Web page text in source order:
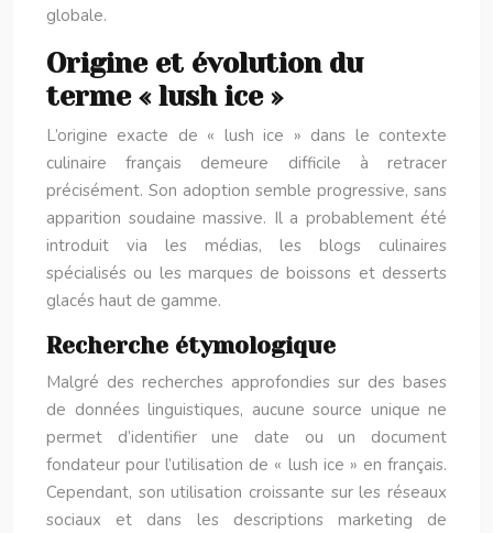
globale.
Origine et évolution du
terme « lush ice »
L’origine exacte de « lush ice » dans le contexte
culinaire français demeure difficile à retracer
précisément. Son adoption semble progressive, sans
apparition soudaine massive. Il a probablement été
introduit via les médias, les blogs culinaires
spécialisés ou les marques de boissons et desserts
glacés haut de gamme.
Recherche étymologique
Malgré des recherches approfondies sur des bases
de données linguistiques, aucune source unique ne
permet d’identifier une date ou un document
fondateur pour l’utilisation de « lush ice » en français.
Cependant, son utilisation croissante sur les réseaux
sociaux et dans les descriptions marketing de